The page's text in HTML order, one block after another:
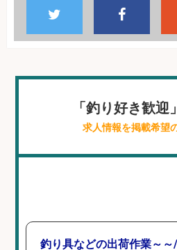
「釣り好き歓迎
求人情報を掲載希望
釣り具などの出荷作業～